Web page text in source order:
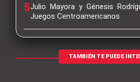
5Julio Mayora y Génesis
Juegos Centroamericanos
TAMBIÉN TE PUEDE